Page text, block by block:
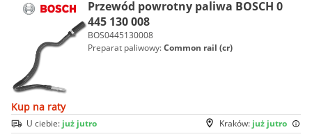
Przewód powrotny paliwa BOSCH 0
445 130 008
BOS0445130008
Preparat paliwowy:Common rail (cr)
Kup na raty
Kraków: już jutro
U ciebie: już jutro